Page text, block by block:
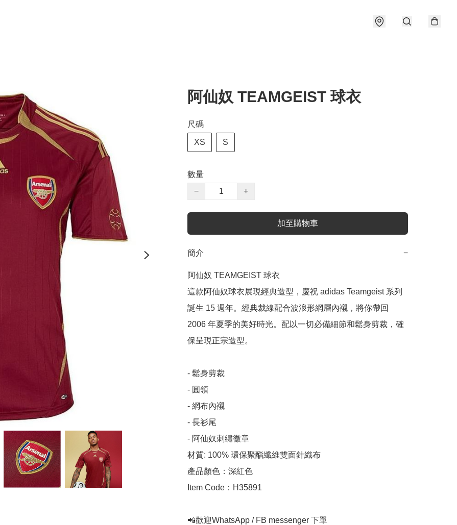
阿仙奴 TEAMGEIST 球衣
尺碼
XS S
數量
−
+
加至購物車
簡介 −
阿仙奴 TEAMGEIST 球衣
這款阿仙奴球衣展現經典造型，慶祝 adidas Teamgeist 系列
誕生 15 週年。經典裁線配合波浪形網層內襯，將你帶回
2006 年夏季的美好時光。配以一切必備細節和鬆身剪裁，確
保呈現正宗造型。
- 鬆身剪裁
- 圓領
- 網布內襯
- 長衫尾
- 阿仙奴刺繡徽章
材質: 100% 環保聚酯纖維雙面針織布
產品顏色：深紅色
Item Code：H35891
📲歡迎WhatsApp / FB messenger 下單